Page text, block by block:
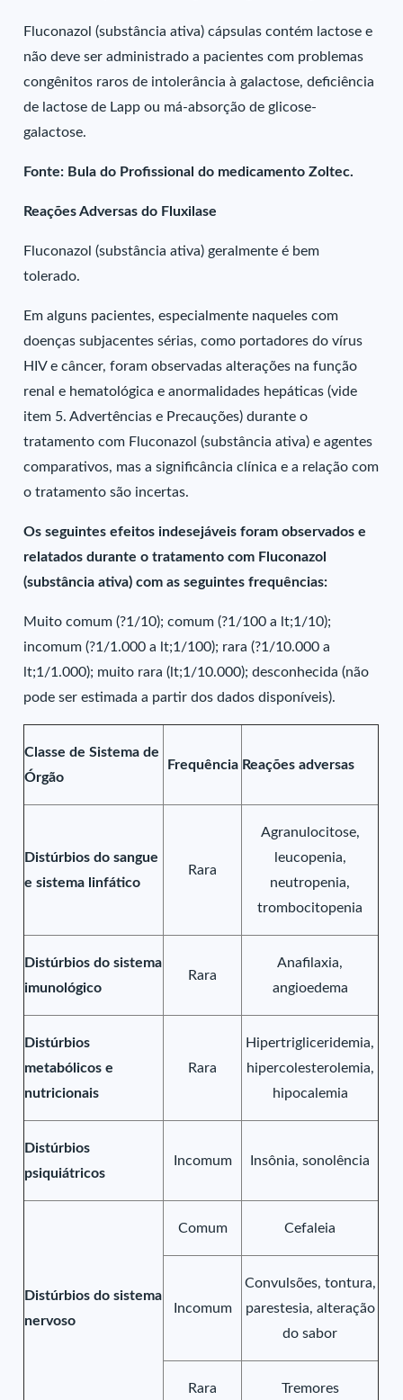
Fluconazol (substância ativa) cápsulas contém lactose e
não deve ser administrado a pacientes com problemas
congênitos raros de intolerância à galactose, deficiência
de lactose de Lapp ou má-absorção de glicose-
galactose.
Fonte: Bula do Profissional do medicamento Zoltec.
Reações Adversas do Fluxilase
Fluconazol (substância ativa) geralmente é bem
tolerado.
Em alguns pacientes, especialmente naqueles com
doenças subjacentes sérias, como portadores do vírus
HIV e câncer, foram observadas alterações na função
renal e hematológica e anormalidades hepáticas (vide
item 5. Advertências e Precauções) durante o
tratamento com Fluconazol (substância ativa) e agentes
comparativos, mas a significância clínica e a relação com
o tratamento são incertas.
Os seguintes efeitos indesejáveis foram observados e
relatados durante o tratamento com Fluconazol
(substância ativa) com as seguintes frequências:
Muito comum (?1/10); comum (?1/100 a lt;1/10);
incomum (?1/1.000 a lt;1/100); rara (?1/10.000 a
lt;1/1.000); muito rara (lt;1/10.000); desconhecida (não
pode ser estimada a partir dos dados disponíveis).
Classe de Sistema de
Órgão
Frequência Reações adversas
Distúrbios do sangue
e sistema linfático
Rara
Agranulocitose,
leucopenia,
neutropenia,
trombocitopenia
Distúrbios do sistema
imunológico
Rara
Anafilaxia,
angioedema
Distúrbios
metabólicos e
nutricionais
Rara
Hipertrigliceridemia,
hipercolesterolemia,
hipocalemia
Distúrbios
psiquiátricos
Incomum Insônia, sonolência
Distúrbios do sistema
nervoso
Comum Cefaleia
Incomum
Convulsões, tontura,
parestesia, alteração
do sabor
Rara Tremores